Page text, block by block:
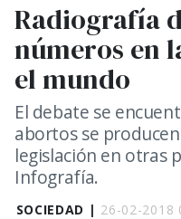
SOCIEDAD | 26-02-2018
Radiografía
números en
el mundo
El debate se
abortos se
legislación en otras
Infografía.